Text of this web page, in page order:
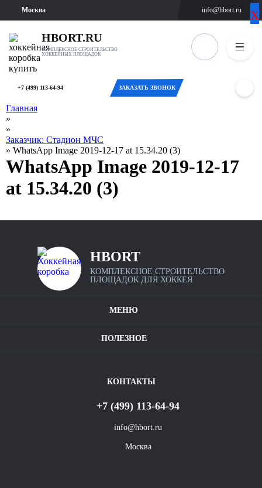
Москва info@hbort.ru
HBORT.RU
КОМПЛЕКСНОЕ СТРОИТЕЛЬСТВО
ХОККЕЙНЫХ ПЛОЩАДОК
+7 (499) 113-64-94 ЗАКАЗАТЬ ЗВОНОК
Москва
Санкт-
Екатеринбург
Главная
»
»
Заказчик: Стадион МЧС
» WhatsApp Image 2019-12-17 at 15.34.20 (3)
WhatsApp Image 2019-12-17
at 15.34.20 (3)
HBORT
КОМПЛЕКСНОЕ СТРОИТЕЛЬСТВО
ПЛОЩАДОК ДЛЯ ХОККЕЯ
МЕНЮ
Калькулятор хоккейных коробок
Наши проекты
Полезное видео
ПОЛЕЗНОЕ
Условия оплаты и доставки
КОНТАКТЫ
+7 (499) 113-64-94
info@hbort.ru
Москва
х
х